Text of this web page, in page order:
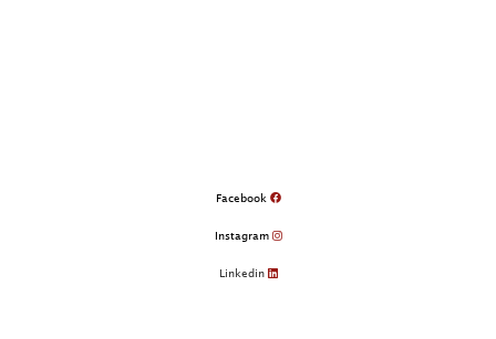
Facebook
Instagram
Linkedin